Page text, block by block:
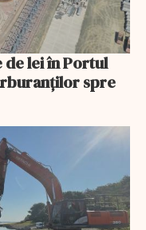
de lei în Portul
spre